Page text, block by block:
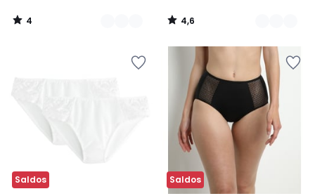
4
/
4,6
/
Saldos Saldos